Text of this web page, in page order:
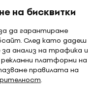
на бисквитки
да гарантираме
След като дадеш
за анализ на трафика и
платформи на
правилата на
.